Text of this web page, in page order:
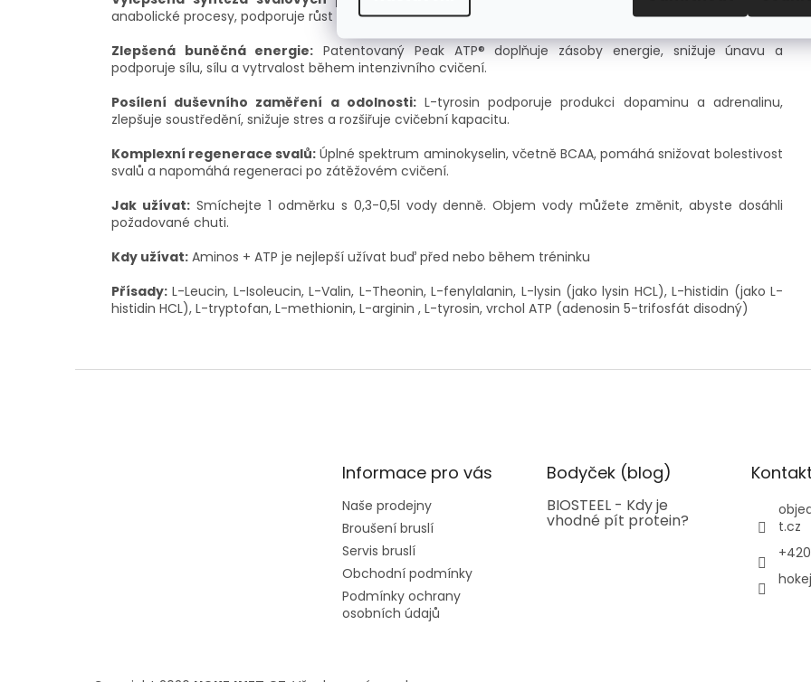
anabolické procesy, podporuje růst a regeneraci svalů.
Zlepšená buněčná energie: Patentovaný Peak ATP® doplňuje zásoby energie, snižuje únavu a
podporuje sílu, sílu a vytrvalost během intenzivního cvičení.
Posílení duševního zaměření a odolnosti:L-tyrosin podporuje produkci dopaminu a adrenalinu,
zlepšuje soustředění, snižuje stres a rozšiřuje cvičební kapacitu.
Komplexní regenerace svalů: Úplné spektrum aminokyselin, včetně BCAA, pomáhá snižovat bolestivost
svalů a napomáhá regeneraci po zátěžovém cvičení.
Jak užívat:Smíchejte 1 odměrku s 0,3-0,5l vody denně. Objem vody můžete změnit, abyste dosáhli
požadované chuti.
Kdy užívat: Aminos + ATP je nejlepší užívat buď před nebo během tréninku
Přísady: L-Leucin, L-Isoleucin, L-Valin, L-Theonin, L-fenylalanin, L-lysin (jako lysin HCL), L-histidin (jako L-
histidin HCL), L-tryptofan, L-methionin, L-arginin , L-tyrosin, vrchol ATP (adenosin 5-trifosfát disodný)
Informace pro vás
Naše prodejny
Broušení bruslí
Servis bruslí
Obchodní podmínky
Podmínky ochrany
osobních údajů
Bodyček (blog)
BIOSTEEL - Kdy je
vhodné pít protein?
Kontakt
t.cz